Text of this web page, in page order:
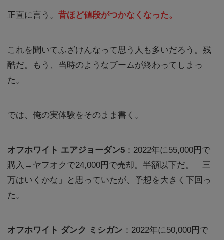
正直に言う。 昔ほど値段がつかなくなった。
これを聞いてふざけんなって思う人も多いだろう。残
酷だ。もう、当時のようなブームが終わってしまっ
た。
では、俺の実体験をそのまま書く。
オフホワイト エアジョーダン5 ：2022年に55,000円で
購入→ヤフオクで24,000円で売却。半額以下だ。「三
万はいくかな」と思っていたが、予想を大きく下回っ
た。
オフホワイト ダンク ミシガン ：2022年に50,000円で